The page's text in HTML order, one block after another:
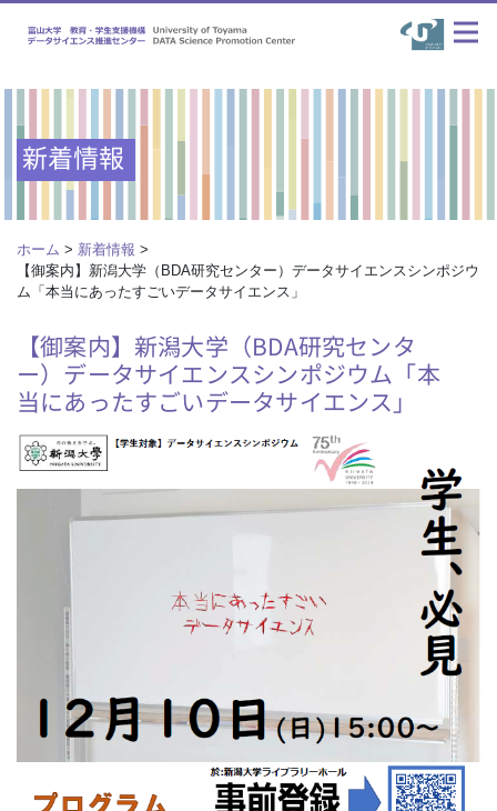
新着情報
ホーム > 新着情報 >
【御案内】新潟大学（BDA研究センター）データサイエンスシンポジウ
ム「本当にあったすごいデータサイエンス」
【御案内】新潟大学（BDA研究センタ
ー）データサイエンスシンポジウム「本
当にあったすごいデータサイエンス」